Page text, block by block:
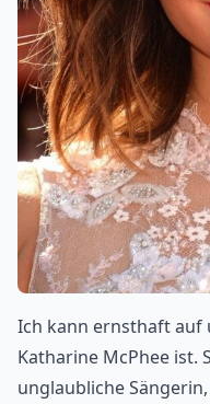
Ich kann ernsthaft auf
Katharine McPhee ist.
unglaubliche